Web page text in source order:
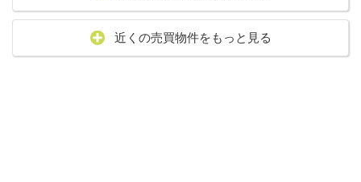
近くの売買物件をもっと見る